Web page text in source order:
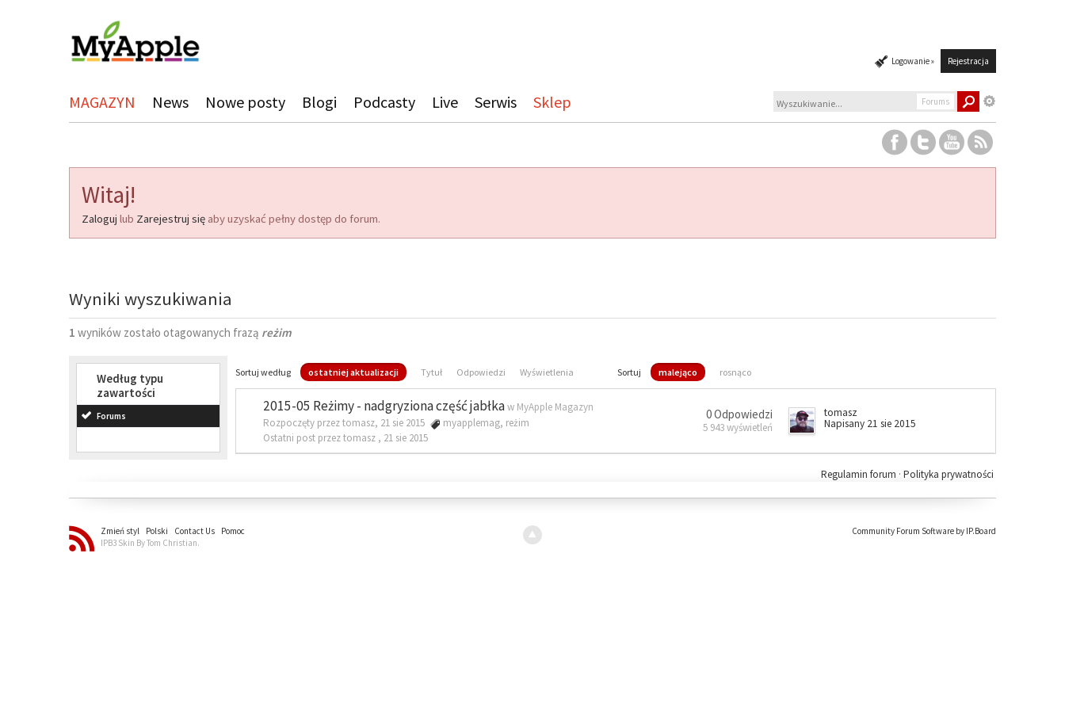
Logowanie » Rejestracja
MAGAZYN News Nowe posty Blogi Podcasty Live Serwis Sklep Forums
Witaj!
Zaloguj lub Zarejestruj się aby uzyskać pełny dostęp do forum.
Wyniki wyszukiwania
1 wyników zostało otagowanych frazą reżim
Według typu
zawartości
Forums
Sortuj według ostatniej aktualizacji Tytuł Odpowiedzi Wyświetlenia Sortuj malejąco rosnąco
2015-05 Reżimy - nadgryziona część jabłkaw MyApple Magazyn
Rozpoczęty przez tomasz, 21 sie 2015
myapplemag, reżim
Ostatni post przez tomasz , 21 sie 2015
0 Odpowiedzi
5 943 wyświetleń
tomasz
Napisany 21 sie 2015
Polityka prywatności
Regulamin forum ·
Zmień styl Polski Contact Us
Pomoc
IPB3 Skin By Tom Christian.
Community Forum Software by IP.Board